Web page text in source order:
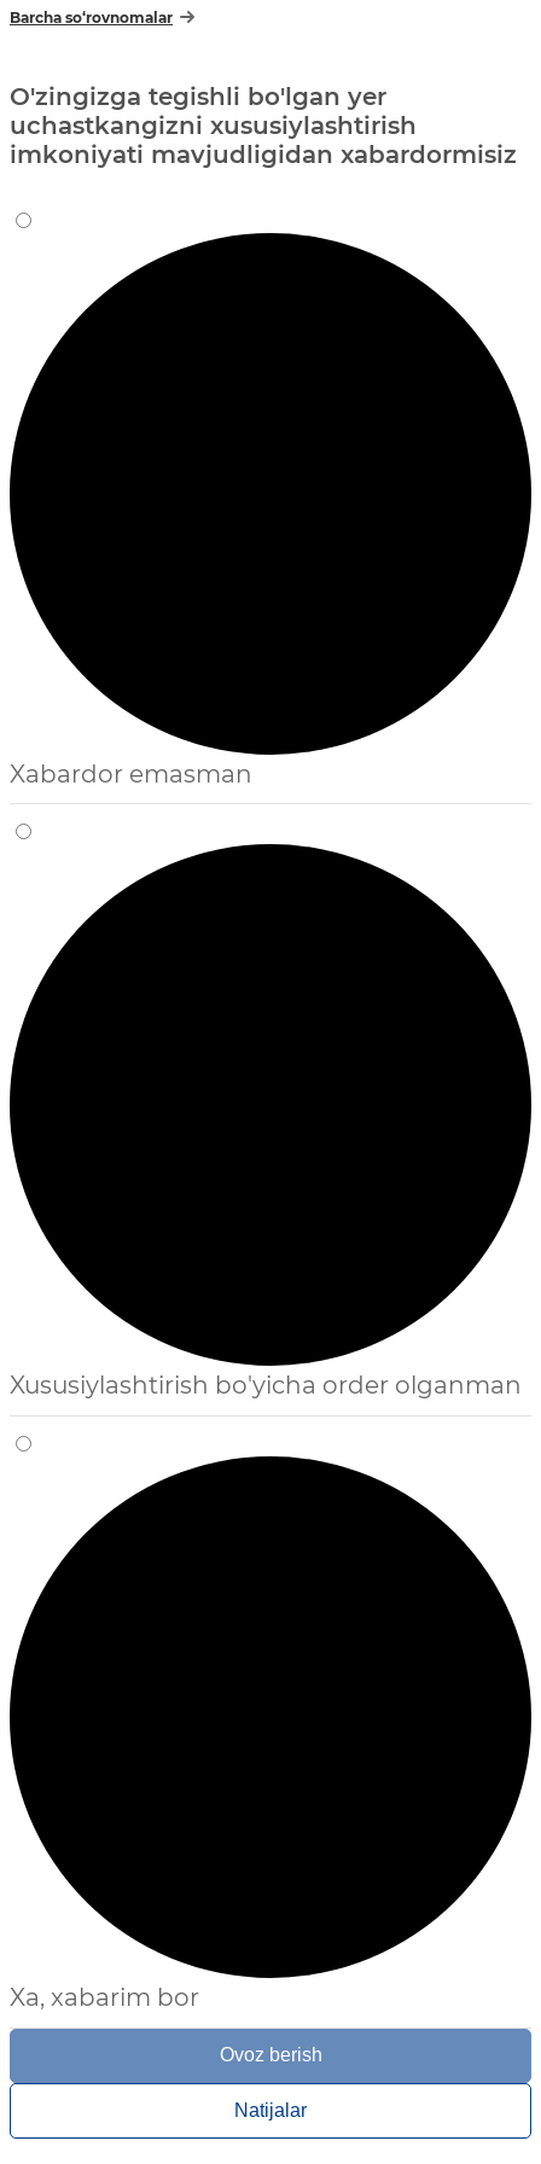
Barcha so‘rovnomalar
O'zingizga tegishli bo'lgan yer
uchastkangizni xususiylashtirish
imkoniyati mavjudligidan xabardormisiz
Xabardor emasman
Xususiylashtirish bo'yicha order olganman
Xa, xabarim bor
Ovoz berish
Natijalar